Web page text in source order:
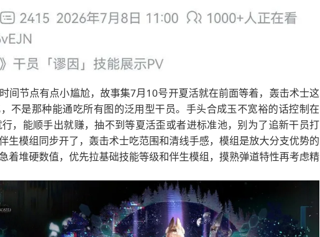
间节点有点小尴尬，故事集7月10号开夏活就在前面等着，轰击术士这
不是那种能通吃所有图的泛用型干员。手头合成玉不宽裕的话控制在
，能顺手出就赚，抽不到等夏活歪或者进标准池，别为了追新干员打
生模组同步开了，轰击术士吃范围和清线手感，模组是放大分支优势的
着堆硬数值，优先拉基础技能等级和伴生模组，摸熟弹道特性再考虑精